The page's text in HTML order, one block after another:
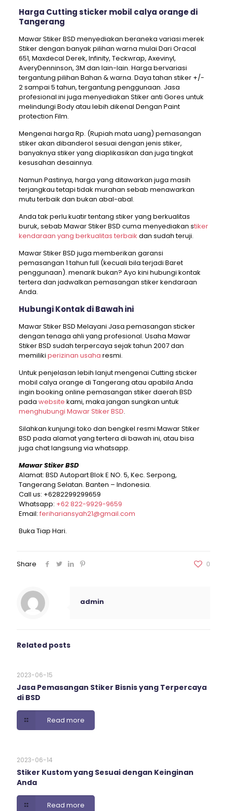
Harga Cutting sticker mobil calya orange di
Tangerang
Mawar Stiker BSD menyediakan beraneka variasi merek
Stiker dengan banyak pilihan warna mulai Dari Oracal
651, Maxdecal Derek, Infinity, Teckwrap, Axevinyl,
AveryDenninson, 3M dan lain-lain. Harga bervariasi
tergantung pilihan Bahan & warna. Daya tahan stiker +/-
2 sampai 5 tahun, tergantung penggunaan. Jasa
profesional ini juga menyediakan Stiker anti Gores untuk
melindungi Body atau lebih dikenal Dengan Paint
protection Film.
Mengenai harga Rp. (Rupiah mata uang) pemasangan
stiker akan dibanderol sesuai dengan jenis stiker,
banyaknya stiker yang diaplikasikan dan juga tingkat
kesusahan desainnya.
Namun Pastinya, harga yang ditawarkan juga masih
terjangkau tetapi tidak murahan sebab menawarkan
mutu terbaik dan bukan abal-abal.
Anda tak perlu kuatir tentang stiker yang berkualitas
buruk, sebab Mawar Stiker BSD cuma menyediakan stiker
kendaraan yang berkualitas terbaik dan sudah teruji.
Mawar Stiker BSD juga memberikan garansi
pemasangan 1 tahun full (kecuali bila terjadi Baret
penggunaan). menarik bukan? Ayo kini hubungi kontak
tertera dan jadwalkan pemasangan stiker kendaraan
Anda.
Hubungi Kontak di Bawah ini
Mawar Stiker BSD Melayani Jasa pemasangan sticker
dengan tenaga ahli yang profesional. Usaha Mawar
Stiker BSD sudah terpercaya sejak tahun 2007 dan
memiliki perizinan usaha resmi.
Untuk penjelasan lebih lanjut mengenai Cutting sticker
mobil calya orange di Tangerang atau apabila Anda
ingin booking online pemasangan stiker daerah BSD
pada website kami, maka jangan sungkan untuk
menghubungi Mawar Stiker BSD.
Silahkan kunjungi toko dan bengkel resmi Mawar Stiker
BSD pada alamat yang tertera di bawah ini, atau bisa
juga chat langsung via whatsapp.
Mawar Stiker BSD
Alamat: BSD Autopart Blok E NO. 5, Kec. Serpong,
Tangerang Selatan. Banten – Indonesia.
Call us: +6282299299659
Whatsapp: +62 822-9929-9659
Email: ferihariansyah21@gmail.com
Buka Tiap Hari.
Share 0
admin
Related posts
2023-06-15
Jasa Pemasangan Stiker Bisnis yang Terpercaya
di BSD
Read more
2023-06-14
Stiker Kustom yang Sesuai dengan Keinginan
Anda
Read more